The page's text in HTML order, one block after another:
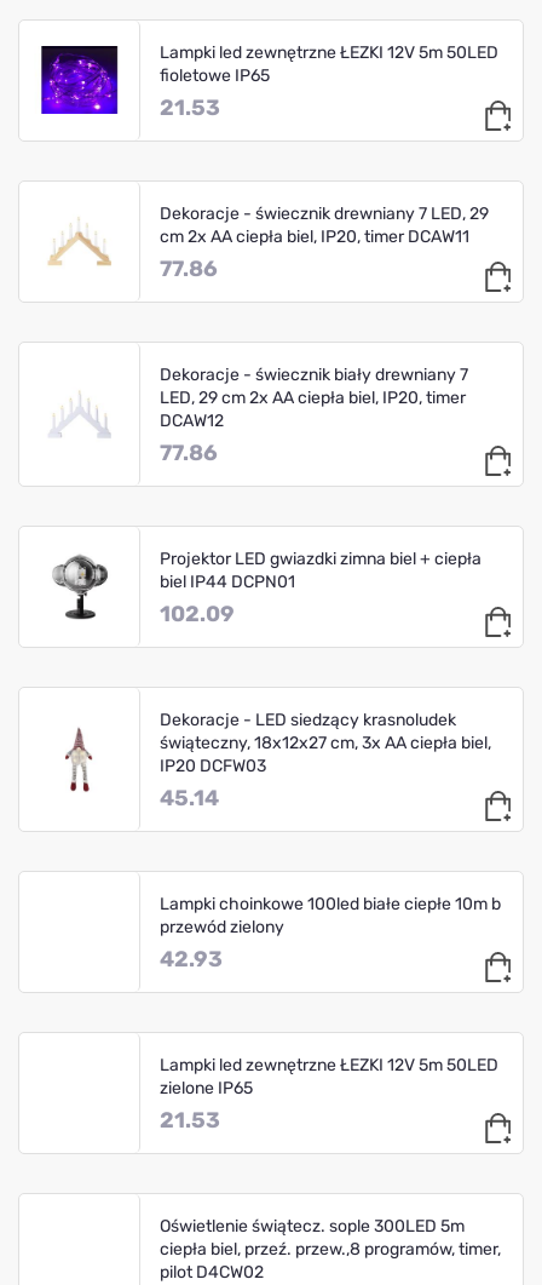
Lampki led zewnętrzne ŁEZKI 12V 5m 50LED
fioletowe IP65
21.53
Dekoracje - świecznik drewniany 7 LED, 29
cm 2x AA ciepła biel, IP20, timer DCAW11
77.86
Dekoracje - świecznik biały drewniany 7
LED, 29 cm 2x AA ciepła biel, IP20, timer
DCAW12
77.86
Projektor LED gwiazdki zimna biel + ciepła
biel IP44 DCPN01
102.09
Dekoracje - LED siedzący krasnoludek
świąteczny, 18x12x27 cm, 3x AA ciepła biel,
IP20 DCFW03
45.14
Lampki choinkowe 100led białe ciepłe 10m b
przewód zielony
42.93
Lampki led zewnętrzne ŁEZKI 12V 5m 50LED
zielone IP65
21.53
Oświetlenie świątecz. sople 300LED 5m
ciepła biel, przeź. przew.,8 programów, timer,
pilot D4CW02